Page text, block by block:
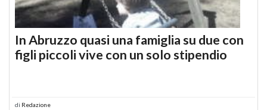
In Abruzzo quasi una famiglia su due con
figli piccoli vive con un solo stipendio
di Redazione